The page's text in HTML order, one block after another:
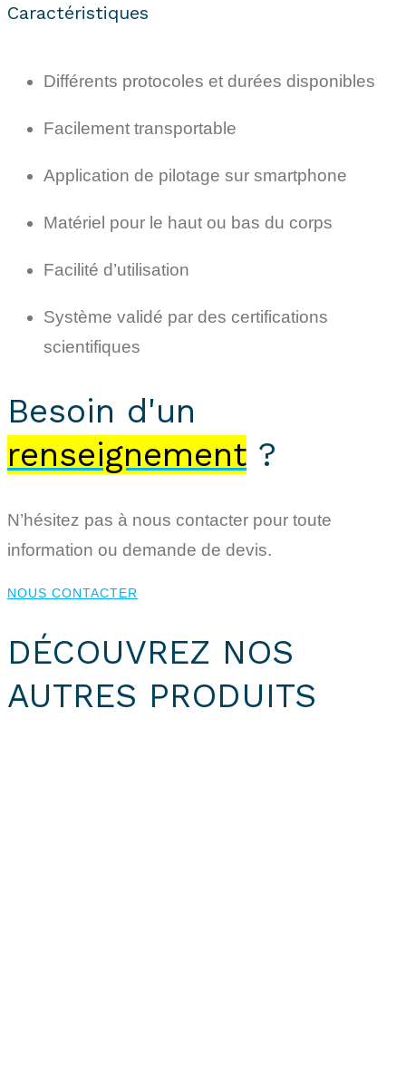
Caractéristiques
Différents protocoles et durées disponibles
Facilement transportable
Application de pilotage sur smartphone
Matériel pour le haut ou bas du corps
Facilité d’utilisation
Système validé par des certifications
scientifiques
Besoin d'un
renseignement ?
N’hésitez pas à nous contacter pour toute
information ou demande de devis.
NOUS CONTACTER
DÉCOUVREZ NOS
AUTRES PRODUITS